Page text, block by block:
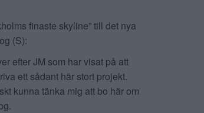
finaste skyline” till det nya
(S):
efter JM som har visat på att
ett sådant här stort projekt.
kunna tänka mig att bo här om